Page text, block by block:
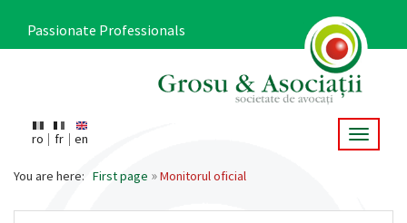
main
Passionate Professionals
ro fr en
Main
navigation
Toggle
You are here: First page Monitorul oficial